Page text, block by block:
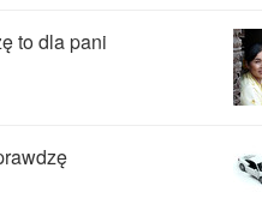
to dla pani